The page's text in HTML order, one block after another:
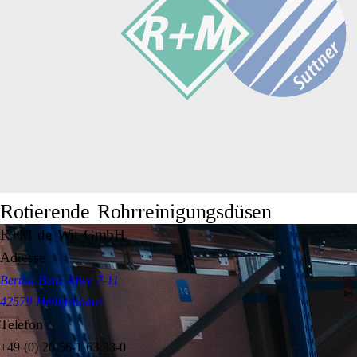
Rotierende Rohrreinigungsdüsen
R+M de Wit GmbH
Adresse
Bertha-Benz-Allee 7-11
42579 Heiligenhaus
Telefon
+49 (0) 20 56-1 63 33-0